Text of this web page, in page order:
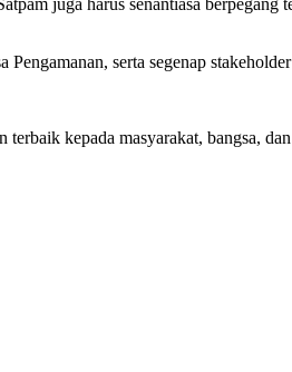
serta segenap
kepada masyarakat, bangsa,